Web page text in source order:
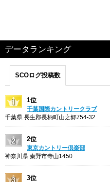
データランキング
SCOログ投稿数
1位
千葉国際カントリークラブ
千葉県 長生郡長柄町山之郷754-32
2位
東京カントリー倶楽部
神奈川県 秦野市寺山1450
3位